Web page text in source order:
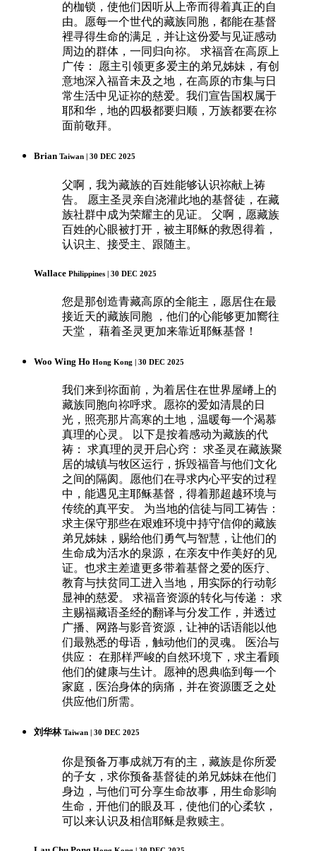
的枷锁，使他们因听从上帝而得着真正的自
由。愿每一个世代的藏族同胞，都能在基督
裡寻得生命的满足，并让这份爱与见证感动
周边的群体，一同归向祢。 求福音在高原上
广传： 愿主引领更多爱主的弟兄姊妹，有创
意地深入福音未及之地，在高原的市集与日
常生活中见证祢的慈爱。我们宣告国权属于
耶和华，地的四极都要归顺，万族都要在祢
面前敬拜。
Brian Taiwan | 30 DEC 2025
父啊，我为藏族的百姓能够认识祢献上祷
告。 愿主圣灵亲自浇灌此地的基督徒，在藏
族社群中成为荣耀主的见证。 父啊，愿藏族
百姓的心眼被打开，被主耶稣的救恩得着，
认识主、接受主、跟随主。
Wallace Philippines | 30 DEC 2025
您是那创造青藏高原的全能主，愿居住在最
接近天的藏族同胞 ，他们的心能够更加嚮往
天堂， 藉着圣灵更加来靠近耶稣基督！
Woo Wing Ho Hong Kong | 30 DEC 2025
我们来到祢面前，为着居住在世界屋嵴上的
藏族同胞向祢呼求。愿祢的爱如清晨的日
光，照亮那片高寒的土地，温暖每一个渴慕
真理的心灵。 以下是按着感动为藏族的代
祷： 求真理的灵开启心窍： 求圣灵在藏族聚
居的城镇与牧区运行，拆毁福音与他们文化
之间的隔阂。愿他们在寻求内心平安的过程
中，能遇见主耶稣基督，得着那超越环境与
传统的真平安。 为当地的信徒与同工祷告：
求主保守那些在艰难环境中持守信仰的藏族
弟兄姊妹，赐给他们勇气与智慧，让他们的
生命成为活水的泉源，在亲友中作美好的见
证。也求主差遣更多带着基督之爱的医疗、
教育与扶贫同工进入当地，用实际的行动彰
显神的慈爱。 求福音资源的转化与传递： 求
主赐福藏语圣经的翻译与分发工作，并透过
广播、网路与影音资源，让神的话语能以他
们最熟悉的母语，触动他们的灵魂。 医治与
供应： 在那样严峻的自然环境下，求主看顾
他们的健康与生计。愿神的恩典临到每一个
家庭，医治身体的病痛，并在资源匮乏之处
供应他们所需。
刘华林 Taiwan | 30 DEC 2025
你是预备万事成就万有的主，藏族是你所爱
的子女，求你预备基督徒的弟兄姊妹在他们
身边，与他们可分享生命故事，用生命影响
生命，开他们的眼及耳，使他们的心柔软，
可以来认识及相信耶稣是救赎主。